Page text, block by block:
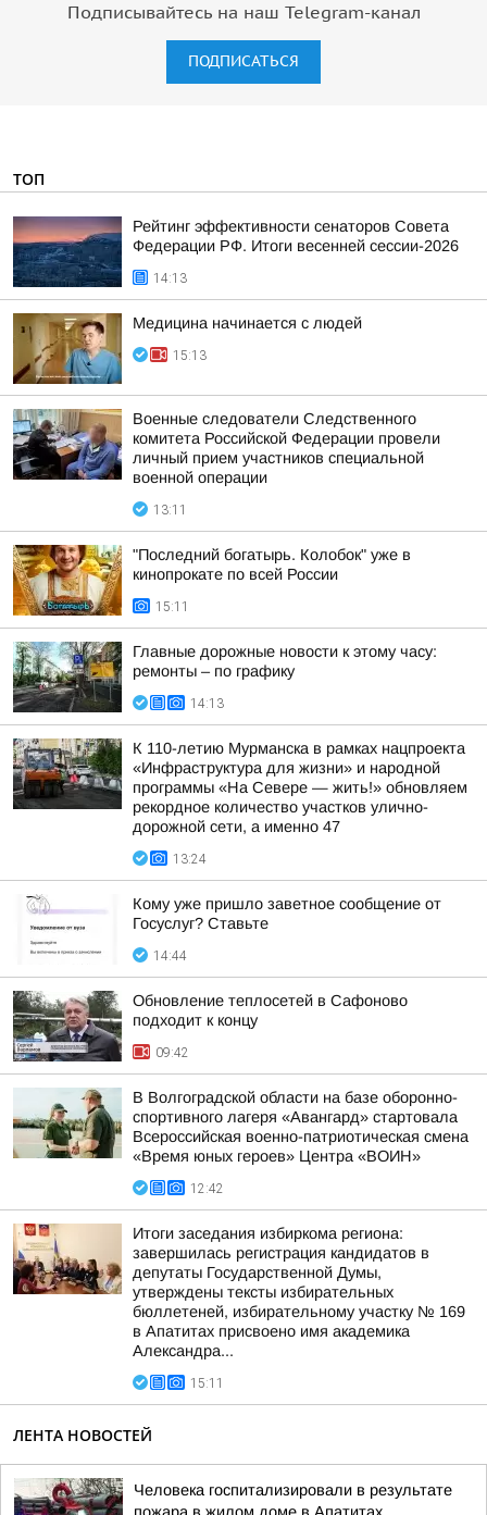
Подписывайтесь на наш Telegram-канал
ПОДПИСАТЬСЯ
ТОП
Рейтинг эффективности сенаторов Совета
Федерации РФ. Итоги весенней сессии-2026
14:13
Медицина начинается с людей
15:13
Военные следователи Следственного
комитета Российской Федерации провели
личный прием участников специальной
военной операции
13:11
"Последний богатырь. Колобок" уже в
кинопрокате по всей России
15:11
Главные дорожные новости к этому часу:
ремонты – по графику
14:13
К 110-летию Мурманска в рамках нацпроекта
«Инфраструктура для жизни» и народной
программы «На Севере — жить!» обновляем
рекордное количество участков улично-
дорожной сети, а именно 47
13:24
Кому уже пришло заветное сообщение от
Госуслуг? Ставьте
14:44
Обновление теплосетей в Сафоново
подходит к концу
09:42
В Волгоградской области на базе оборонно-
спортивного лагеря «Авангард» стартовала
Всероссийская военно-патриотическая смена
«Время юных героев» Центра «ВОИН»
12:42
Итоги заседания избиркома региона:
завершилась регистрация кандидатов в
депутаты Государственной Думы,
утверждены тексты избирательных
бюллетеней, избирательному участку № 169
в Апатитах присвоено имя академика
Александра...
15:11
ЛЕНТА НОВОСТЕЙ
Человека госпитализировали в результате